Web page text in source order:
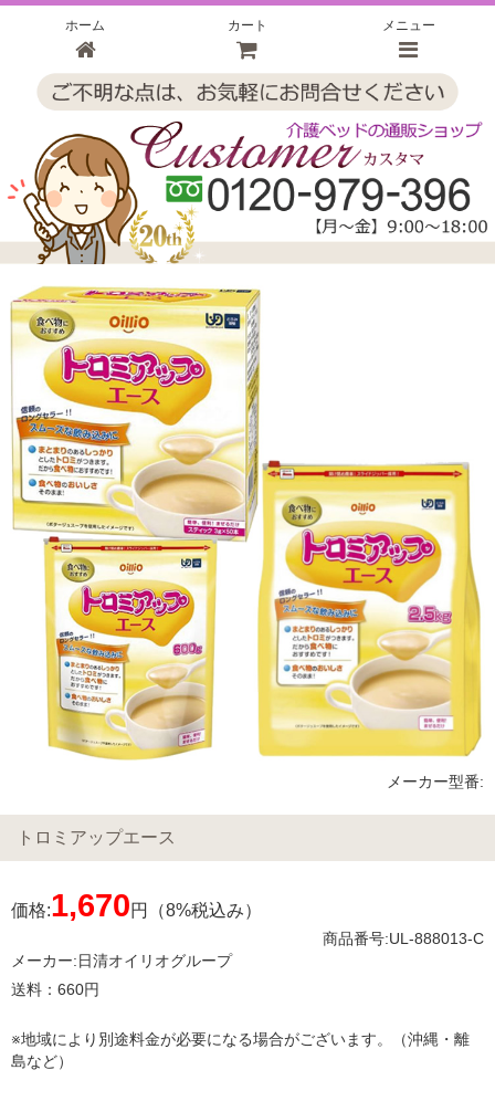
ホーム カート メニュー
メーカー型番:
トロミアップエース
価格:1,670円（8%税込み）
商品番号:UL-888013-C
メーカー:日清オイリオグループ
送料：660円
※地域により別途料金が必要になる場合がございます。（沖縄・離
島など）